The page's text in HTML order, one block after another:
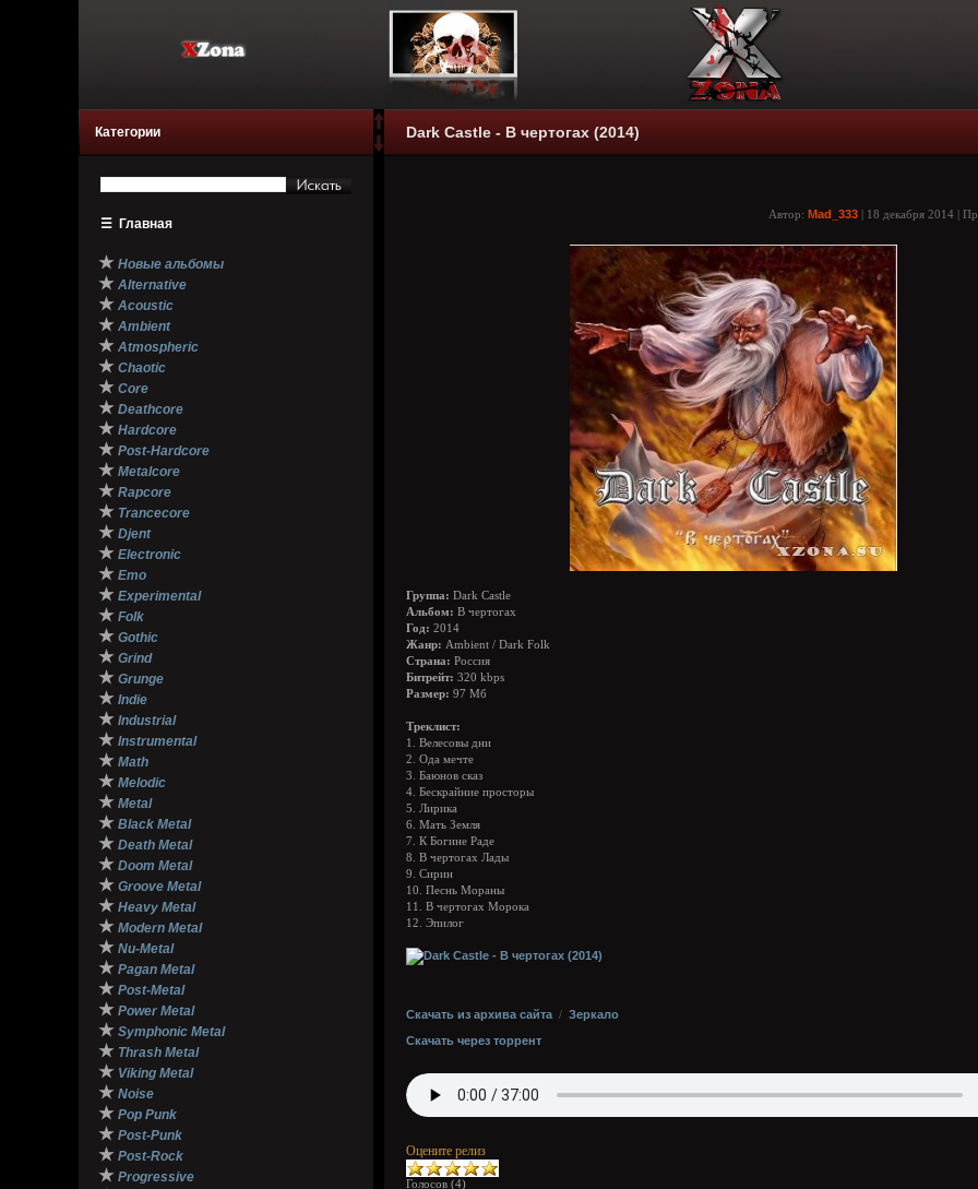
Категории
☰ Главная
★ Новые альбомы
★ Alternative
★ Acoustic
★ Ambient
★ Atmospheric
★ Chaotic
★ Core
★ Deathcore
★ Hardcore
★ Post-Hardcore
★ Metalcore
★ Rapcore
★ Trancecore
★ Djent
★ Electronic
★ Emo
★ Experimental
★ Folk
★ Gothic
★ Grind
★ Grunge
★ Indie
★ Industrial
★ Instrumental
★ Math
★ Melodic
★ Metal
★ Black Metal
★ Death Metal
★ Doom Metal
★ Groove Metal
★ Heavy Metal
★ Modern Metal
★ Nu-Metal
★ Pagan Metal
★ Post-Metal
★ Power Metal
★ Symphonic Metal
★ Thrash Metal
★ Viking Metal
★ Noise
★ Pop Punk
★ Post-Punk
★ Post-Rock
★ Progressive
Dark Castle - В чертогах (2014)
Автор: Mad_333 | 18 декабря 2014 |
Группа: Dark Castle
Альбом: В чертогах
Год: 2014
Жанр: Ambient / Dark Folk
Страна: Россия
Битрейт: 320 kbps
Размер: 97 Мб
Треклист:
1. Велесовы дни
2. Ода мечте
3. Баюнов сказ
4. Бескрайние просторы
5. Лирика
6. Мать Земля
7. К Богине Раде
8. В чертогах Лады
9. Сирин
10. Песнь Мораны
11. В чертогах Морока
12. Эпилог
Скачать из архива сайта / Зеркало
Скачать через торрент
Оцените релиз
Голосов (4)